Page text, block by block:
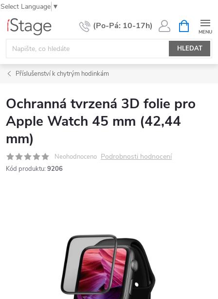
Select Language ▼
Přejít
obsah
HLEDAT
NÁKUPNÍ
KOŠÍK
Příslušenství k chytrým hodinkám
Ochranná tvrzená 3D folie pro
Apple Watch 45 mm (42,44
mm)
Neohodnoceno Podrobnosti hodnocení
Kód produktu: 9206